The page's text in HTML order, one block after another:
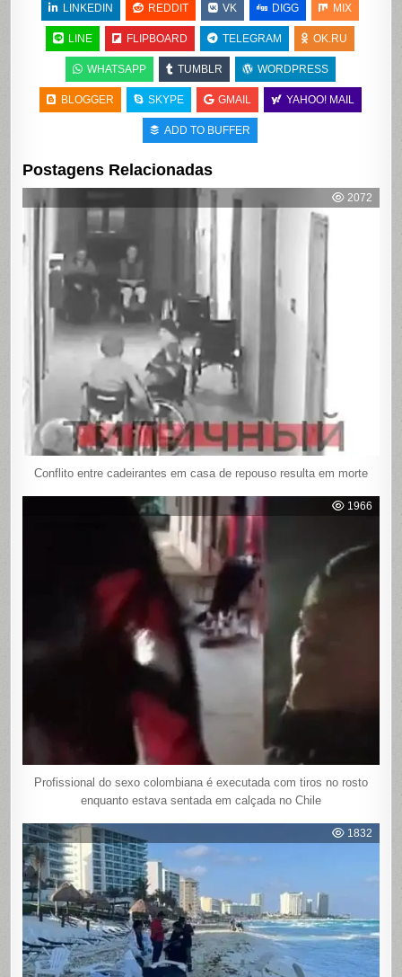
LINKEDIN REDDIT VK DIGG MIX
LINE FLIPBOARD TELEGRAM OK.RU
WHATSAPP TUMBLR WORDPRESS
BLOGGER SKYPE GMAIL YAHOO! MAIL
ADD TO BUFFER
Postagens Relacionadas
2072
Conflito entre cadeirantes em casa de repouso resulta em morte
1966
Profissional do sexo colombiana é executada com tiros no rosto
enquanto estava sentada em calçada no Chile
1832